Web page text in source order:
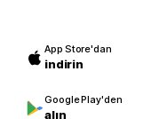
App Store'dan
indirin
Google Play'den
alın